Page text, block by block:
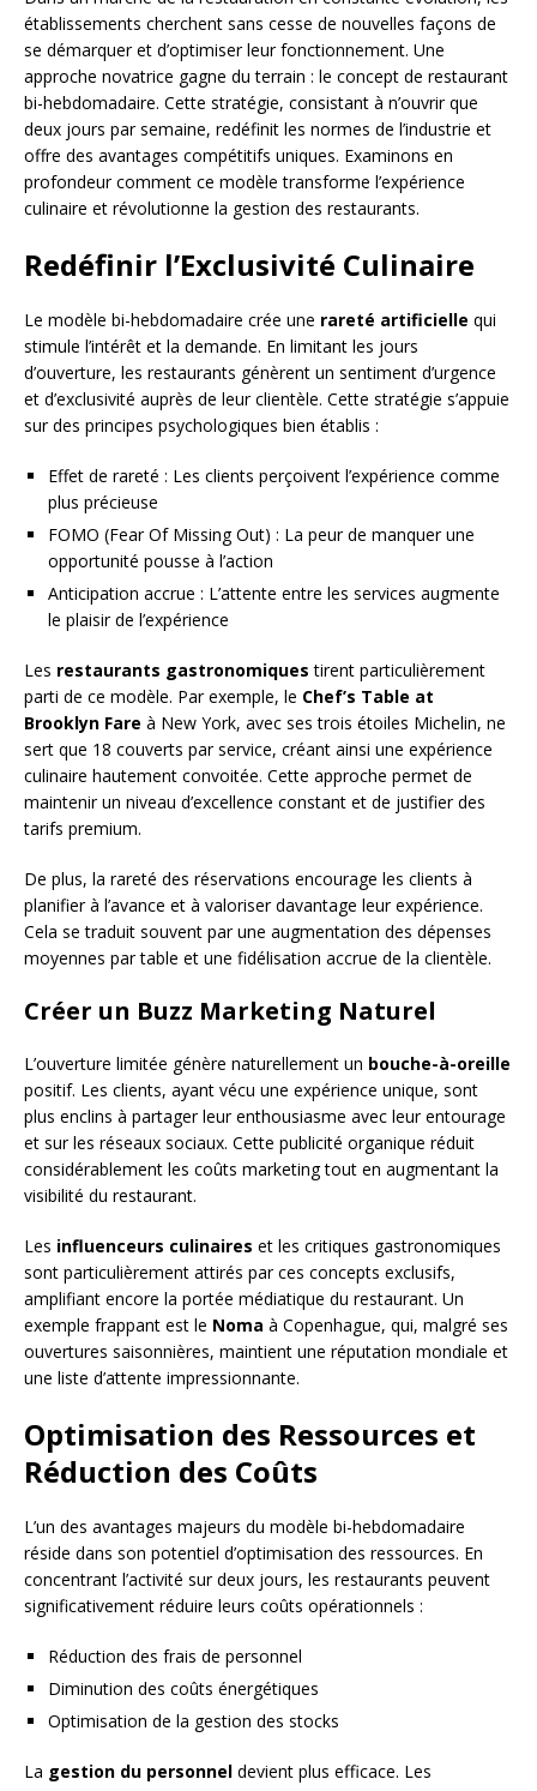
établissements cherchent sans cesse de nouvelles façons de
se démarquer et d’optimiser leur fonctionnement. Une
approche novatrice gagne du terrain : le concept de restaurant
bi-hebdomadaire. Cette stratégie, consistant à n’ouvrir que
deux jours par semaine, redéfinit les normes de l’industrie et
offre des avantages compétitifs uniques. Examinons en
profondeur comment ce modèle transforme l’expérience
culinaire et révolutionne la gestion des restaurants.
Redéfinir l’Exclusivité Culinaire
Le modèle bi-hebdomadaire crée une rareté artificielle qui
stimule l’intérêt et la demande. En limitant les jours
d’ouverture, les restaurants génèrent un sentiment d’urgence
et d’exclusivité auprès de leur clientèle. Cette stratégie s’appuie
sur des principes psychologiques bien établis :
Effet de rareté : Les clients perçoivent l’expérience comme
plus précieuse
FOMO (Fear Of Missing Out) : La peur de manquer une
opportunité pousse à l’action
Anticipation accrue : L’attente entre les services augmente
le plaisir de l’expérience
Les restaurants gastronomiques tirent particulièrement
parti de ce modèle. Par exemple, le Chef’s Table at
Brooklyn Fare à New York, avec ses trois étoiles Michelin, ne
sert que 18 couverts par service, créant ainsi une expérience
culinaire hautement convoitée. Cette approche permet de
maintenir un niveau d’excellence constant et de justifier des
tarifs premium.
De plus, la rareté des réservations encourage les clients à
planifier à l’avance et à valoriser davantage leur expérience.
Cela se traduit souvent par une augmentation des dépenses
moyennes par table et une fidélisation accrue de la clientèle.
Créer un Buzz Marketing Naturel
L’ouverture limitée génère naturellement un bouche-à-oreille
positif. Les clients, ayant vécu une expérience unique, sont
plus enclins à partager leur enthousiasme avec leur entourage
et sur les réseaux sociaux. Cette publicité organique réduit
considérablement les coûts marketing tout en augmentant la
visibilité du restaurant.
Les influenceurs culinaires et les critiques gastronomiques
sont particulièrement attirés par ces concepts exclusifs,
amplifiant encore la portée médiatique du restaurant. Un
exemple frappant est le Noma à Copenhague, qui, malgré ses
ouvertures saisonnières, maintient une réputation mondiale et
une liste d’attente impressionnante.
Optimisation des Ressources et
Réduction des Coûts
L’un des avantages majeurs du modèle bi-hebdomadaire
réside dans son potentiel d’optimisation des ressources. En
concentrant l’activité sur deux jours, les restaurants peuvent
significativement réduire leurs coûts opérationnels :
Réduction des frais de personnel
Diminution des coûts énergétiques
Optimisation de la gestion des stocks
La gestion du personnel devient plus efficace. Les